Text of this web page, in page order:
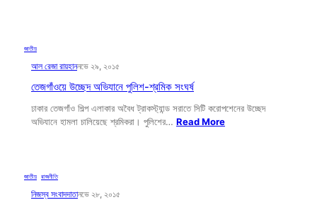
জাতীয়
আল রেজা রায়হাননভে ২৯, ২০১৫
তেজগাঁওয়ে উচ্ছেদ অভিযানে পুলিশ-শ্রমিক সংঘর্ষ
ঢাকার তেজগাঁও শিল্প এলাকার অবৈধ ট্রাকস্ট্যান্ড সরাতে সিটি করোপশেনের উচ্ছেদ
অভিযানে হামলা চালিয়েছে শ্রমিকরা। পুলিশের… Read More
জাতীয় রাজনীতি
নিজস্ব সংবাদদাতানভে ২৮, ২০১৫